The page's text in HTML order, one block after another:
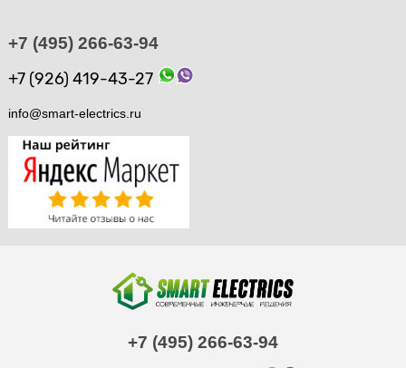
+7 (495) 266-63-94
+7 (926) 419-43-27
info@smart-electrics.ru
+7 (495) 266-63-94